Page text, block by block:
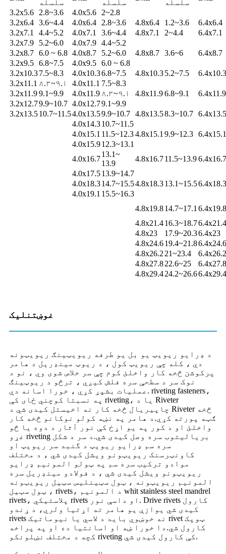
سلسله سلسله سلسله
3.2x5.6
2.8~3.6 4.0x5.6
2~2.8
3.2x6.4 3.6~4.4 4.0x6.4 2.8~3.6 4.8x6.4 1.2~3.6
6.4x6.4
3.2x7.1
4.4~5.2 4.0x7.1 3.6~4.4 4.8x7.1 2~4.4
6.4x7.1
3.2x7.9
5.2~6.0 4.0x7.9 4.4~5.2
3.2x8.7 6.0 ~ 6.8 4.0x8.7 5.2~6.0 4.8x8.7 3.6~6
6.4x8.7
3.2x9.5 6.8~7.5 4.0x9.5 6.0 ~ 6.8
3.2x10.37.5~8.3 4.0x10.36.8~7.5 4.8x10.35.2~7.5
6.4x10.3
3.2x11.1 ۸.۳~۹.۱ 4.0x11.1 7.5~8.3
3.2x11.99.1~9.9 4.0x11.9 ۸.۳~۹.۱ 4.8x11.96.8~9.1
6.4x11.9
3.2x12.79.9~10.7 4.0x12.79.1~9.9
3.2x13.510.7~11.54.0x13.59.9~10.7 4.8x13.58.3~10.7 6.4x13.5
4.0x14.310.7~11.5
4.0x15.1 11.5~12.34.8x15.1 9.9~12.3 6.4x15.1
4.0x15.912.3~13.1
4.0x16.7
13.1~
13.9
4.8x16.711.5~13.96.4x16.7
4.0x17.513.9~14.7
4.0x18.314.7~15.54.8x18.313.1~15.56.4x18.3
4.0x19.1 15.5~16.3
4.8x19.814.7~17.1 6.4x19.8
4.8x21.416.3~18.76.4x21.4
4.8x23
17.9~20.36.4x23
4.8x24.619.4~21.86.4x24.6
4.8x26.2 21~23.4
6.4x26.2
4.8x27.822.6~25
6.4x27.8
4.8x29.424.2~26.66.4x29.4
غوښتنلیک
د ډرایو ریویټ یو بل یو طرفه ریویټینګ ریویټونه
دي ، کله چې ریویټ کول ، د ریوټ مینډریل د هامر
پرکوشن څخه کار واخلئ کوم چې سر خلاص شوی وي ، نو د
نوک سر د سطحې سره فلش کیږي ، ترڅو د ریوټینګ
عملیات بشپړ کړي ، خورا اسانه دي. riveting fasteners،
په نسبتا کوچني ځای کې riveting، یا د Riveter
چاپیریال څخه کار نه اخیستل کیدی شي د Riveter څخه
ګټه پورته کړي.د هامر په نښه کولو نوکانو څخه کار
واخلئ او د کور په یو اړخ کې نور آثار د دوه یا څو
غړو riveting بریالیتوب سره وصل کیدی شي.د سر د شکل
سره سم ډرایو ریویټ د گنبد سر ریویټ او
کاونټرسنک ریویټونو ویشل کیدی شي ، د مختلف
موادو ترکیب سره سم په ټولو المونیم ډرایو
ریویټونو ویشل کیدی شي ، د فولادو مینډریل سره
المونیم ریویټونه ، ټول سټینلیس سټیل ریویټونه
، ټول سټیل rivets، د المونیم whit stainless steel mandrel
rivets، پلاستيکي rivets او داسې نور. Drive rivets کارول
کیدی شي یوازې یو هامر ته اړتیا ولري، د ړندو
rivets نه خوښوي باید د لاسي یا نیوماتیک rivet ټوپک
کارول شي.دا خورا ښه او اسانتیا ده او په پراخه
کچه د مختلف نښلونکو riveting کې کارول کیدی شي.